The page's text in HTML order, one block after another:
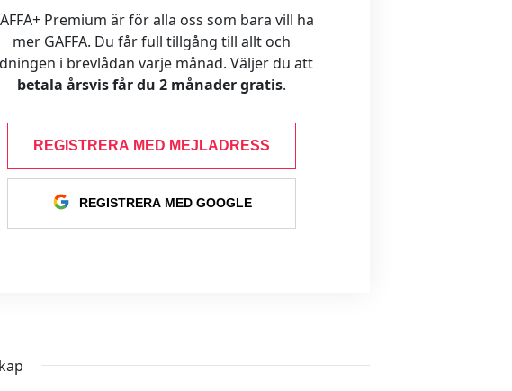
Premium är för alla oss som bara vill ha
mer GAFFA. Du får full tillgång till allt och
i brevlådan varje månad. Väljer du att
betala årsvis får du 2 månader gratis.
REGISTRERA MED MEJLADRESS
REGISTRERA MED GOOGLE